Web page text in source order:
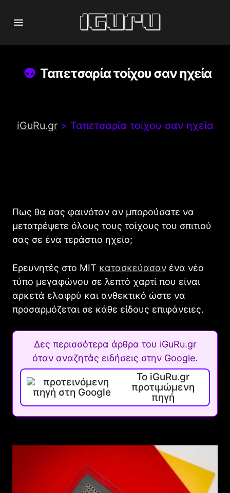
Ταπετσαρία τοίχου σαν ηχεία
iGuRu.gr> Ταπετσαρία τοίχου σαν ηχεία
Πως θα σας φαινόταν αν μπορούσατε να
μετατρέψετε όλους τους τοίχους του σπιτιού
σας σε ένα τεράστιο ηχείο;
Ερευνητές στο MIT κατασκεύασαν ένα νέο
τύπο μεγαφώνου σε λεπτό χαρτί που είναι
αρκετά ελαφρύ και ανθεκτικό ώστε να
προσαρμόζεται σε κάθε είδους επιφάνειες.
Δες περισσότερα άρθρα του iGuRu.gr
όταν αναζητάς ειδήσεις στην Google.
Το iGuRu.gr
προτιμώμενη
πηγή